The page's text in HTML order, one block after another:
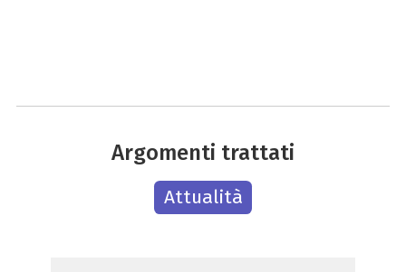
Argomenti trattati
Attualità